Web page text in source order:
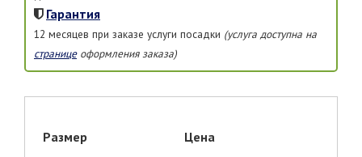
Гарантия
12 месяцев при заказе услуги посадки (услуга доступна на
страницеоформления заказа)
Размер Цена